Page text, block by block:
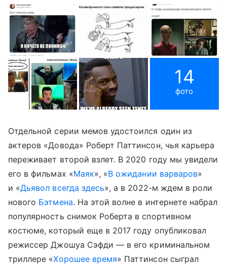
14
фото
Отдельной серии мемов удостоился один из
актеров «Довода» Роберт Паттинсон, чья карьера
переживает второй взлет. В 2020 году мы увидели
его в фильмах «Маяк», «В ожидании варваров»
и «Дьявол всегда здесь», а в 2022-м ждем в роли
нового Бэтмена. На этой волне в интернете набрал
популярность снимок Роберта в спортивном
костюме, который еще в 2017 году опубликовал
режиссер Джошуа Сэфди — в его криминальном
триллере «Хорошее время» Паттинсон сыграл